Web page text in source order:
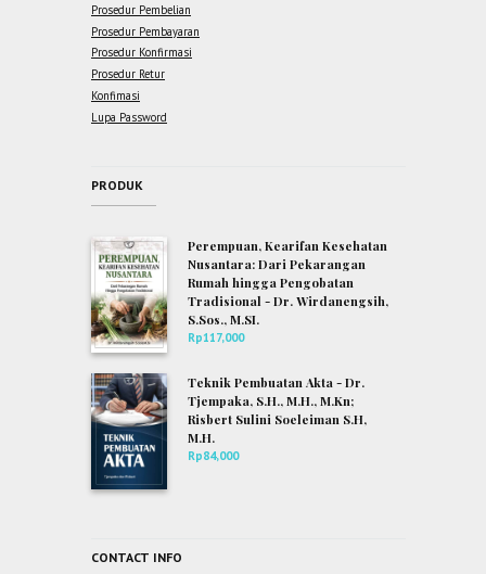
Prosedur Pembelian
Prosedur Pembayaran
Prosedur Konfirmasi
Prosedur Retur
Konfimasi
Lupa Password
PRODUK
Perempuan, Kearifan Kesehatan
Nusantara: Dari Pekarangan
Rumah hingga Pengobatan
Tradisional - Dr. Wirdanengsih,
S.Sos., M.SI.
Rp117,000
Teknik Pembuatan Akta - Dr.
Tjempaka, S.H., M.H., M.Kn;
Risbert Sulini Soeleiman S.H,
M.H.
Rp84,000
CONTACT INFO